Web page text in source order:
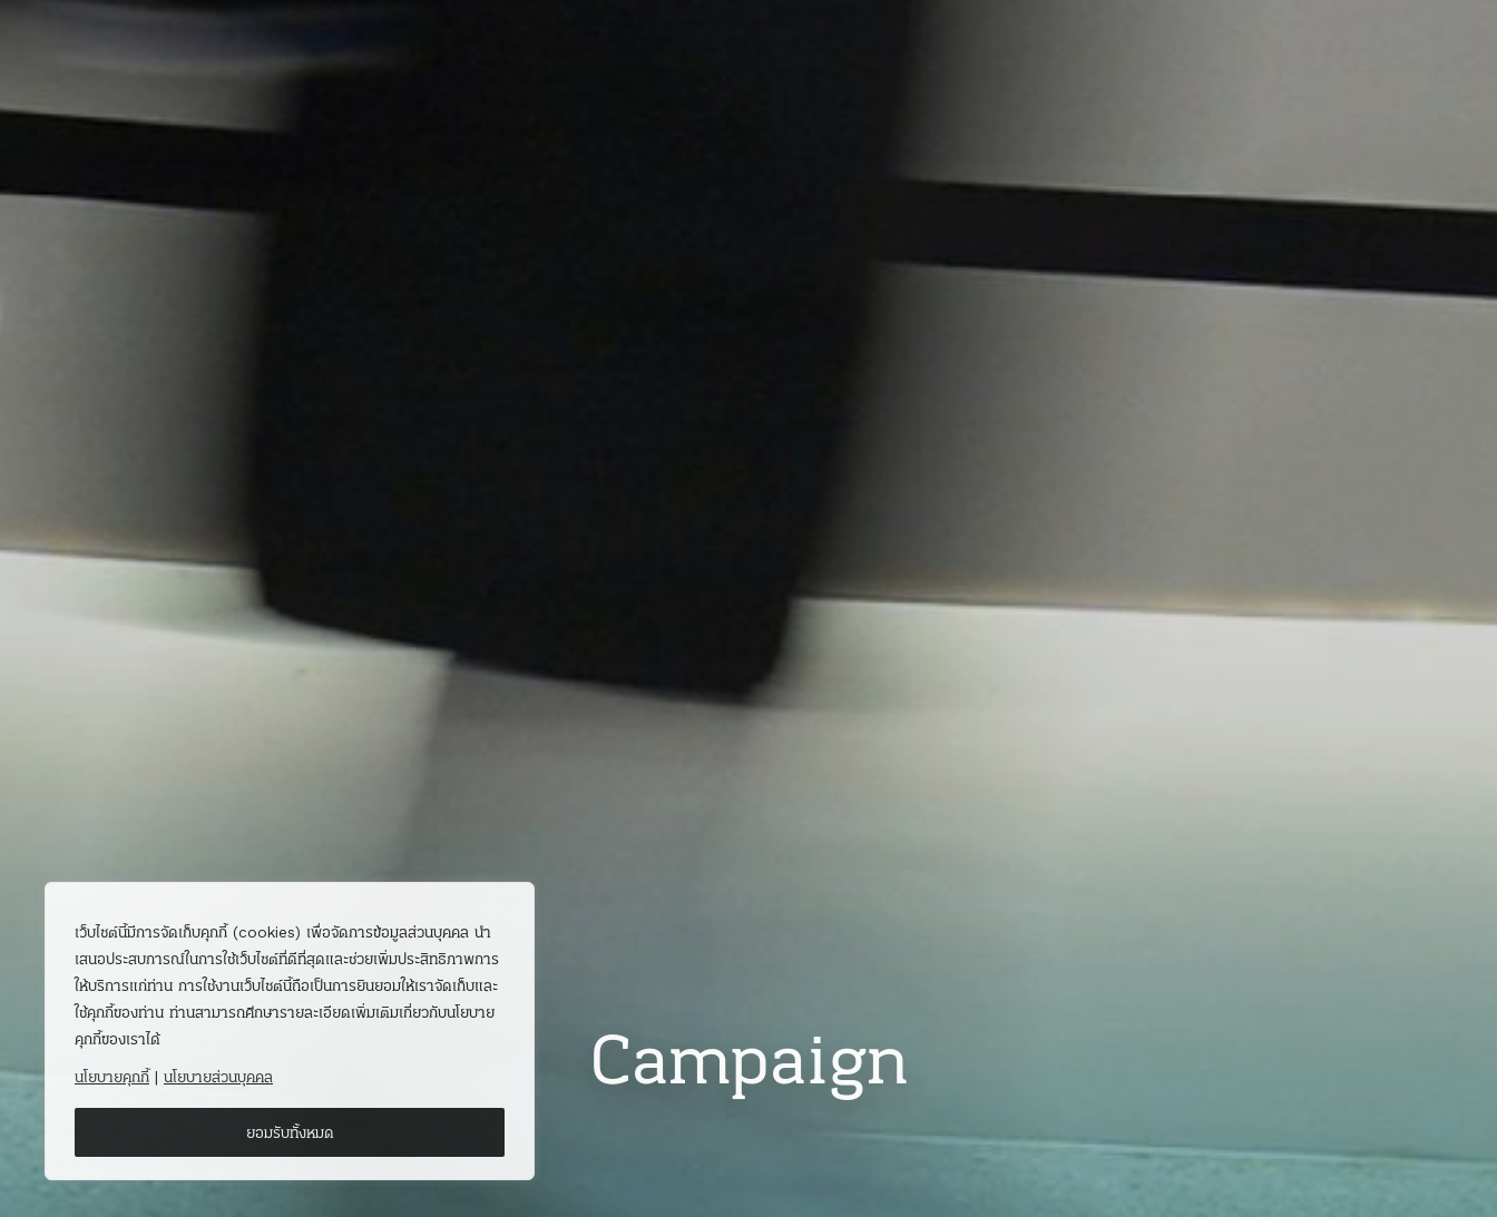
เว็บไซต์นี้มีการจัดเก็บคุกกี้ (cookies) เพื่อจัดการข้อมูลส่วนบุคคล นำ
เสนอประสบการณ์ในการใช้เว็บไซต์ที่ดีที่สุดและช่วยเพิ่มประสิทธิภาพการ
ให้บริการแก่ท่าน การใช้งานเว็บไซต์นี้ถือเป็นการยินยอมให้เราจัดเก็บและ
ใช้คุกกี้ของท่าน ท่านสามารถศึกษารายละเอียดเพิ่มเติมเกี่ยวกับนโยบาย
คุกกี้ของเราได้
นโยบายคุกกี้ | นโยบายส่วนบุคคล
ยอมรับทั้งหมด
Campaign